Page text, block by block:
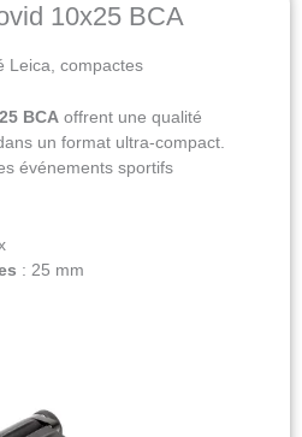
10x25 BCA
Leica, compactes
BCA offrent une qualité
un format ultra-compact.
événements sportifs
: 25 mm